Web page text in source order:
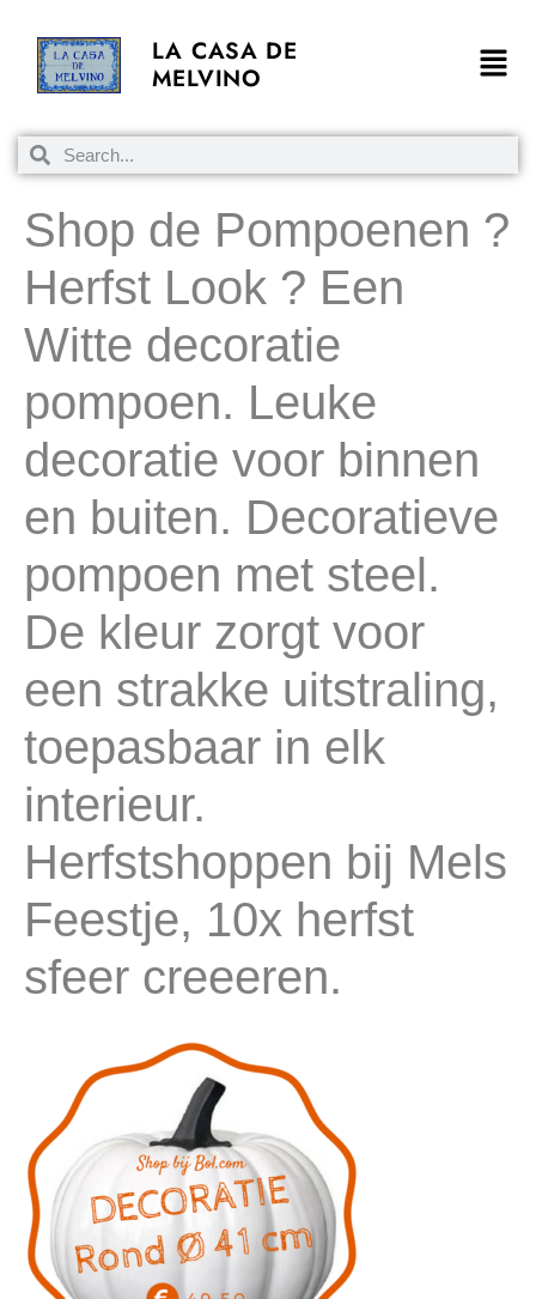
LA CASA DE
MELVINO
Shop de Pompoenen ?
Herfst Look ? Een
Witte decoratie
pompoen. Leuke
decoratie voor binnen
en buiten. Decoratieve
pompoen met steel.
De kleur zorgt voor
een strakke uitstraling,
toepasbaar in elk
interieur.
Herfstshoppen bij Mels
Feestje, 10x herfst
sfeer creeeren.